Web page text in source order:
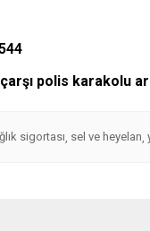
polis karakolu
sigortası, sel ve heyelan,